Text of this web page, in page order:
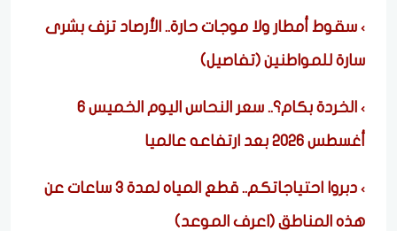
سقوط أمطار ولا موجات حارة.. الأرصاد تزف بشرى
سارة للمواطنين (تفاصيل)
الخردة بكام؟.. سعر النحاس اليوم الخميس 6
أغسطس 2026 بعد ارتفاعه عالميا
دبروا احتياجاتكم.. قطع المياه لمدة 3 ساعات عن
هذه المناطق (اعرف الموعد)